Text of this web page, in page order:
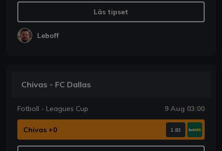
Läs tipset
Leboff
Chivas - FC Dallas
Fotboll - Leagues Cup 9 Aug 03:00
Chivas +0 1.83